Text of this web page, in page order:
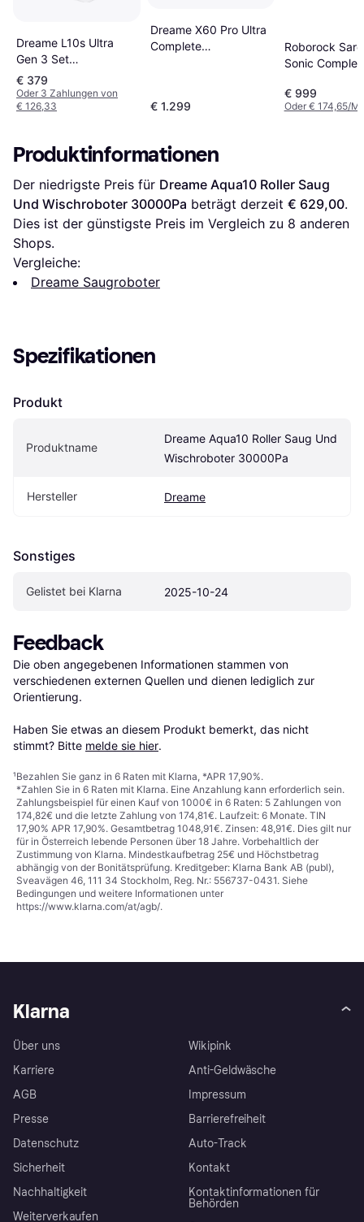
Dreame L10s Ultra
Gen 3 Set
Saugroboter
€ 379
Oder 3 Zahlungen von
€ 126,33
Dreame X60 Pro Ultra
Complete
€ 1.299
Roborock
Sonic
€ 999
Oder € 174,65/
Produktinformationen
Der niedrigste Preis für Dreame Aqua10 Roller Saug
Und Wischroboter 30000Pa beträgt derzeit € 629,00.
Dies ist der günstigste Preis im Vergleich zu 8 anderen
Shops.
Vergleiche:
Dreame Saugroboter
Spezifikationen
Produkt
Produktname
Dreame Aqua10 Roller Saug Und
Wischroboter 30000Pa
Hersteller Dreame
Sonstiges
Gelistet bei Klarna 2025-10-24
Feedback
Die oben angegebenen Informationen stammen von
verschiedenen externen Quellen und dienen lediglich zur
Orientierung.
Haben Sie etwas an diesem Produkt bemerkt, das nicht
stimmt? Bitte melde sie hier.
¹Bezahlen Sie ganz in 6 Raten mit Klarna, *APR 17,90%.
*Zahlen Sie in 6 Raten mit Klarna. Eine Anzahlung kann erforderlich sein.
Zahlungsbeispiel für einen Kauf von 1000€ in 6 Raten: 5 Zahlungen von
174,82€ und die letzte Zahlung von 174,81€. Laufzeit: 6 Monate. TIN
17,90% APR 17,90%. Gesamtbetrag 1048,91€. Zinsen: 48,91€. Dies gilt nur
für in Österreich lebende Personen über 18 Jahre. Vorbehaltlich der
Zustimmung von Klarna. Mindestkaufbetrag 25€ und Höchstbetrag
abhängig von der Bonitätsprüfung. Kreditgeber: Klarna Bank AB (publ),
Sveavägen 46, 111 34 Stockholm, Reg. Nr.: 556737-0431. Siehe
Bedingungen und weitere Informationen unter
https://www.klarna.com/at/agb/.
Klarna
Über uns
Karriere
AGB
Presse
Datenschutz
Sicherheit
Nachhaltigkeit
Weiterverkaufen
Wikipink
Anti-Geldwäsche
Impressum
Barrierefreiheit
Auto-Track
Kontakt
Kontaktinformationen für
Behörden